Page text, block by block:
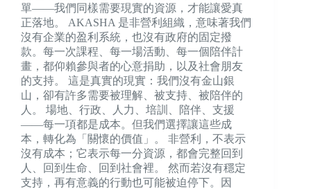
單——我們同樣需要現實的資源，才能讓愛真
正落地。 AKASHA 是非營利組織，意味著我們
沒有企業的盈利系統，也沒有政府的固定撥
款。每一次課程、每一場活動、每一個陪伴計
畫，都仰賴參與者的心意捐助，以及社會朋友
的支持。 這是真實的現實：我們沒有金山銀
山，卻有許多需要被理解、被支持、被陪伴的
人。 場地、行政、人力、培訓、陪伴、支援
——每一項都是成本。但我們選擇讓這些成
本，轉化為「關懷的價值」。 非營利，不表示
沒有成本；它表示每一分資源，都會完整回到
人、回到生命、回到社會裡。 然而若沒有穩定
支持，再有意義的行動也可能被迫停下。因